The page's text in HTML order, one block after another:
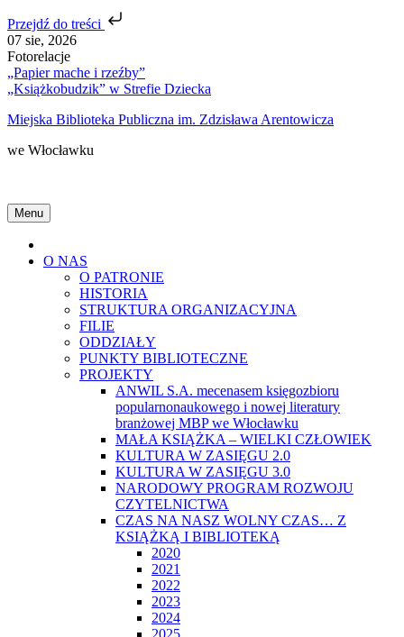
Przejdź do treści
Skip
to
content
07 sie, 2026
Fotorelacje
„Papier mache i rzeźby”
„Książkobudzik” w Strefie Dziecka
Miejska Biblioteka Publiczna im. Zdzisława Arentowicza
we Włocławku
Menu
O NAS
O PATRONIE
HISTORIA
STRUKTURA ORGANIZACYJNA
FILIE
ODDZIAŁY
PUNKTY BIBLIOTECZNE
PROJEKTY
ANWIL S.A. mecenasem księgozbioru
popularnonaukowego i nowej literatury
branżowej MBP we Włocławku
MAŁA KSIĄŻKA – WIELKI CZŁOWIEK
KULTURA W ZASIĘGU 2.0
KULTURA W ZASIĘGU 3.0
NARODOWY PROGRAM ROZWOJU
CZYTELNICTWA
CZAS NA NASZ WOLNY CZAS… Z
KSIĄŻKĄ I BIBLIOTEKĄ
2020
2021
2022
2023
2024
2025